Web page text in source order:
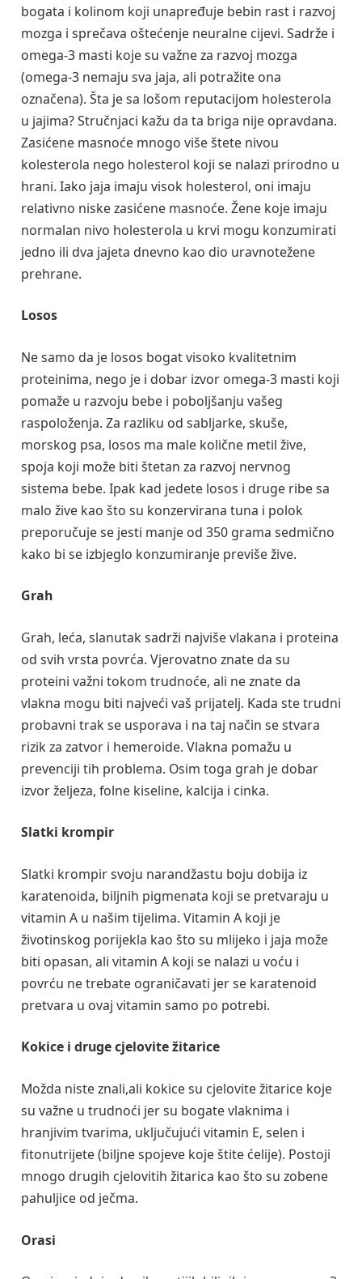
bogata i kolinom koji unapređuje bebin rast i razvoj
mozga i sprečava oštećenje neuralne cijevi. Sadrže i
omega-3 masti koje su važne za razvoj mozga
(omega-3 nemaju sva jaja, ali potražite ona
označena). Šta je sa lošom reputacijom holesterola
u jajima? Stručnjaci kažu da ta briga nije opravdana.
Zasićene masnoće mnogo više štete nivou
kolesterola nego holesterol koji se nalazi prirodno u
hrani. Iako jaja imaju visok holesterol, oni imaju
relativno niske zasićene masnoće. Žene koje imaju
normalan nivo holesterola u krvi mogu konzumirati
jedno ili dva jajeta dnevno kao dio uravnotežene
prehrane.
Losos
Ne samo da je losos bogat visoko kvalitetnim
proteinima, nego je i dobar izvor omega-3 masti koji
pomaže u razvoju bebe i poboljšanju vašeg
raspoloženja. Za razliku od sabljarke, skuše,
morskog psa, losos ma male količne metil žive,
spoja koji može biti štetan za razvoj nervnog
sistema bebe. Ipak kad jedete losos i druge ribe sa
malo žive kao što su konzervirana tuna i polok
preporučuje se jesti manje od 350 grama sedmično
kako bi se izbjeglo konzumiranje previše žive.
Grah
Grah, leća, slanutak sadrži najviše vlakana i proteina
od svih vrsta povrća. Vjerovatno znate da su
proteini važni tokom trudnoće, ali ne znate da
vlakna mogu biti najveći vaš prijatelj. Kada ste trudni
probavni trak se usporava i na taj način se stvara
rizik za zatvor i hemeroide. Vlakna pomažu u
prevenciji tih problema. Osim toga grah je dobar
izvor željeza, folne kiseline, kalcija i cinka.
Slatki krompir
Slatki krompir svoju narandžastu boju dobija iz
karatenoida, biljnih pigmenata koji se pretvaraju u
vitamin A u našim tijelima. Vitamin A koji je
životinskog porijekla kao što su mlijeko i jaja može
biti opasan, ali vitamin A koji se nalazi u voću i
povrću ne trebate ograničavati jer se karatenoid
pretvara u ovaj vitamin samo po potrebi.
Kokice i druge cjelovite žitarice
Možda niste znali,ali kokice su cjelovite žitarice koje
su važne u trudnoći jer su bogate vlaknima i
hranjivim tvarima, uključujući vitamin E, selen i
fitonutrijete (biljne spojeve koje štite ćelije). Postoji
mnogo drugih cjelovitih žitarica kao što su zobene
pahuljice od ječma.
Orasi